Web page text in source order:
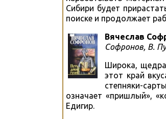
Сибири будет
поиске и продолжает
Вячеслав
Софронов, В.
Широка, щедра
этот край
степняки-
означает «пришлый»,
Едигир.